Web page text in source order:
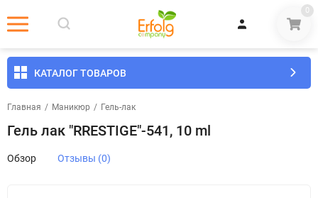
0
КАТАЛОГ ТОВАРОВ
Главная / Маникюр / Гель-лак
Гель лак "RRESTIGE"-541, 10 ml
Обзор Отзывы (0)